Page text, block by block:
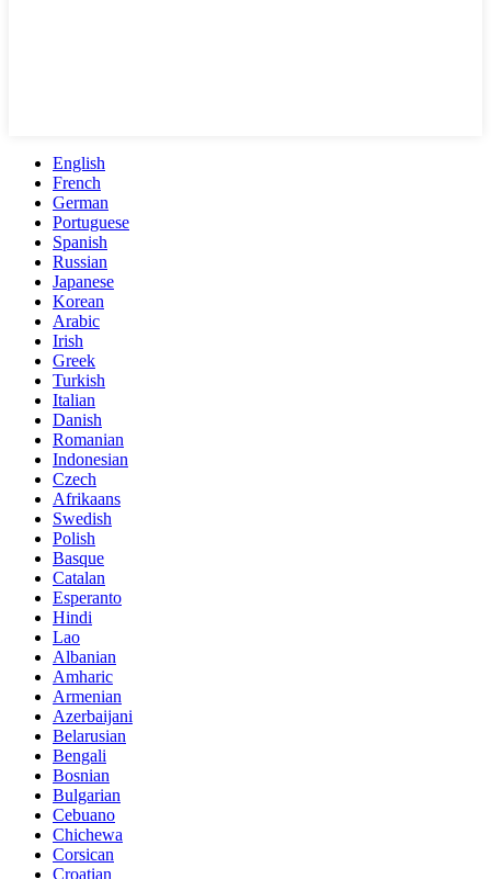
English
French
German
Portuguese
Spanish
Russian
Japanese
Korean
Arabic
Irish
Greek
Turkish
Italian
Danish
Romanian
Indonesian
Czech
Afrikaans
Swedish
Polish
Basque
Catalan
Esperanto
Hindi
Lao
Albanian
Amharic
Armenian
Azerbaijani
Belarusian
Bengali
Bosnian
Bulgarian
Cebuano
Chichewa
Corsican
Croatian